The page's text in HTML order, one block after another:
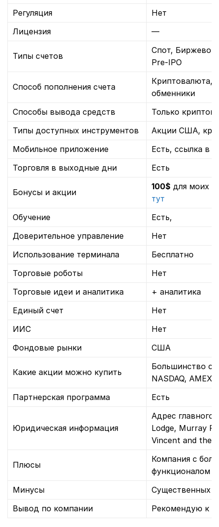
Регуляция
Нет
Лицензия
—
Типы счетов
Спот,
Pre-IPO
Способ пополнения счета
Криптовалюта,
обменники
Способы вывода средств
Только
Типы доступных инструментов
Акции США,
Мобильное приложение
Есть, ссылка в
Торговля в выходные дни
Есть
Бонусы и акции
100$ для моих
тут
Обучение
Есть,
Доверительное управление
Нет
Использование терминала
Бесплатно
Торговые роботы
Нет
Торговые идеи и аналитика
+ аналитика
Единый счет
Нет
ИИС
Нет
Фондовые рынки
США
Какие акции можно купить
Большинство с
NASDAQ, AMEX,
Партнерская программа
Есть
Юридическая информация
Адрес главного
Lodge, Murray
Vincent and the
Плюсы
Компания с
функционалом
Минусы
Существенных
Вывод по компании
Рекомендую к